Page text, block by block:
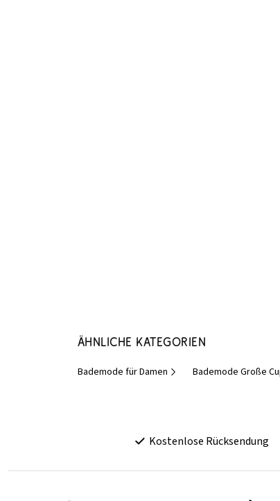
Ähnliche Kategorien
Bademode für Damen Bademode Große
Kostenlose Rücksendung